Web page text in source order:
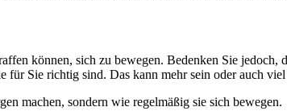
können, sich zu bewegen. Bedenken Sie
für Sie richtig sind. Das kann mehr sein oder auch
machen, sondern wie regelmäßig sie sich bewegen.